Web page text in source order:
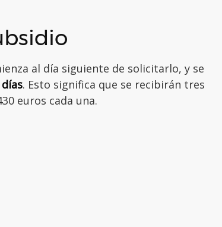
al día siguiente de solicitarlo, y se
. Esto significa que se recibirán tres
euros cada una.